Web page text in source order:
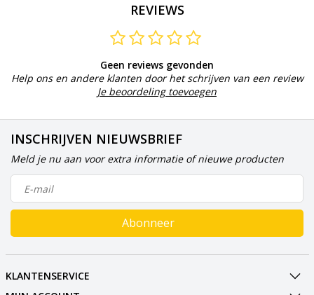
REVIEWS
Geen reviews gevonden
Help ons en andere klanten door het schrijven van een review
Je beoordeling toevoegen
INSCHRIJVEN NIEUWSBRIEF
Meld je nu aan voor extra informatie of nieuwe producten
Abonneer
KLANTENSERVICE